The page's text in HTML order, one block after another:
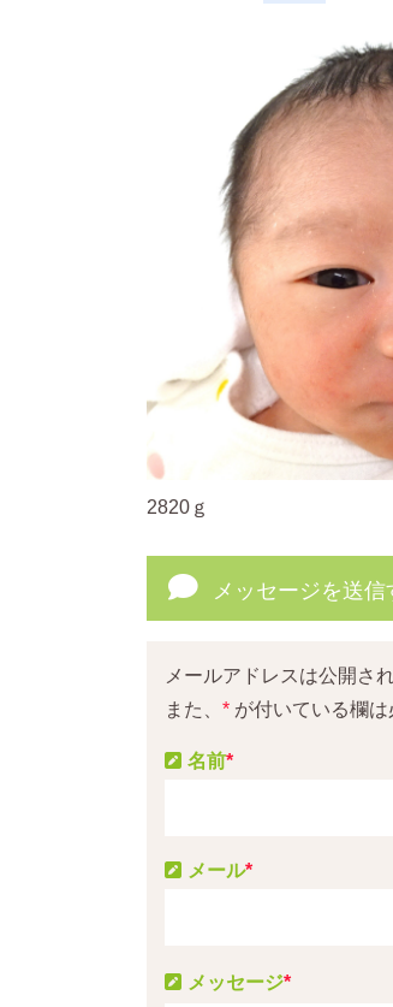
2820ｇ
メッセージを送信
メールアドレスは公開さ
また、 * が付いている欄
メッセージ*
名前*
メール*